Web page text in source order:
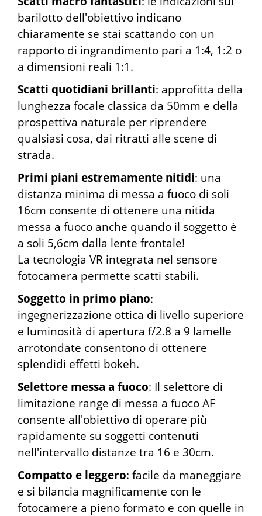
barilotto dell'obiettivo indicano
chiaramente se stai scattando con un
rapporto di ingrandimento pari a 1:4, 1:2 o
a dimensioni reali 1:1.
Scatti quotidiani brillanti: approfitta della
lunghezza focale classica da 50mm e della
prospettiva naturale per riprendere
qualsiasi cosa, dai ritratti alle scene di
strada.
Primi piani estremamente nitidi: una
distanza minima di messa a fuoco di soli
16cm consente di ottenere una nitida
messa a fuoco anche quando il soggetto è
a soli 5,6cm dalla lente frontale!
La tecnologia VR integrata nel sensore
fotocamera permette scatti stabili.
Soggetto in primo piano:
ingegnerizzazione ottica di livello superiore
e luminosità di apertura f/2.8 a 9 lamelle
arrotondate consentono di ottenere
splendidi effetti bokeh.
Selettore messa a fuoco: Il selettore di
limitazione range di messa a fuoco AF
consente all'obiettivo di operare più
rapidamente su soggetti contenuti
nell'intervallo distanze tra 16 e 30cm.
Compatto e leggero: facile da maneggiare
e si bilancia magnificamente con le
fotocamere a pieno formato e con quelle in